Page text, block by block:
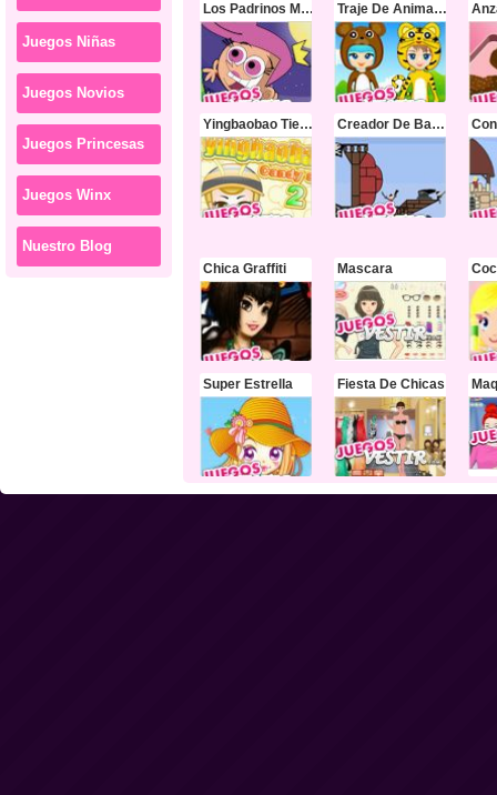
Juegos Niñas
Juegos Novios
Juegos Princesas
Juegos Winx
Nuestro Blog
Los Padrinos Magicos Traje De Animal Lindo
Yingbaobao Tienda De Golosinas 2 Creador De Barcos Piratas
Chica Graffiti Mascara
Super Estrella Fiesta De Chicas